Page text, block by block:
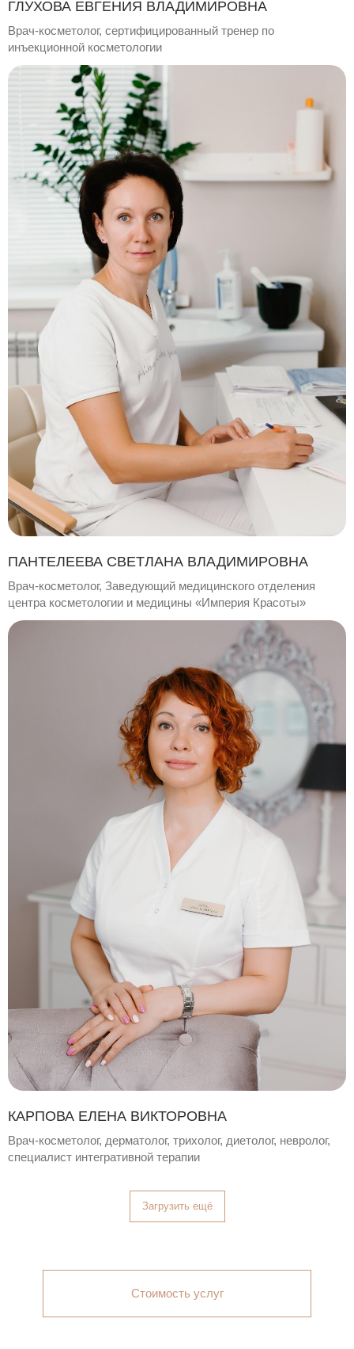
ГЛУХОВА ЕВГЕНИЯ ВЛАДИМИРОВНА
Врач-косметолог, сертифицированный тренер по
инъекционной косметологии
ПАНТЕЛЕЕВА СВЕТЛАНА ВЛАДИМИРОВНА
Врач-косметолог, Заведующий медицинского отделения
центра косметологии и медицины «Империя Красоты»
КАРПОВА ЕЛЕНА ВИКТОРОВНА
Врач-косметолог, дерматолог, трихолог, диетолог, невролог,
специалист интегративной терапии
Загрузить ещё
Стоимость услуг